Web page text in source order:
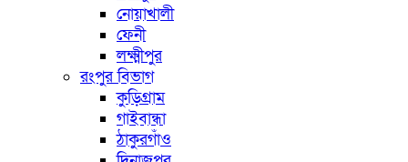
নোয়াখালী
ফেনী
লক্ষ্মীপুর
রংপুর বিভাগ
কুড়িগ্রাম
গাইবান্ধা
ঠাকুরগাঁও